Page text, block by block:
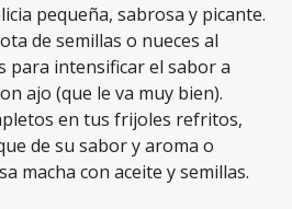
pequeña, sabrosa y picante.
de semillas o nueces al
para intensificar el sabor a
ajo (que le va muy bien).
en tus frijoles refritos,
de su sabor y aroma o
macha con aceite y semillas.